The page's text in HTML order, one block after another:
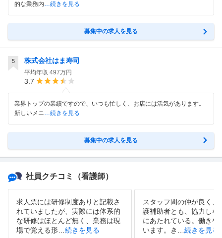
的な業務内…続きを見る
募集中の求人を見る
5 株式会社はま寿司
平均年収 497万円
3.7
業界トップの業績ですので、いつも忙しく、お店には活気があります。
新しいメニ
…続きを見る
募集中の求人を見る
社員クチコミ （看護師）
求人票には研修制度ありと記載さ
れていましたが、実際には体系的
な研修はほとんど無く、業務は現
場で覚える形
続きを見る
スタッフ間の仲が良く、
護補助者とも、協力しな
にあたれている。働きや
います。き
続きを見る